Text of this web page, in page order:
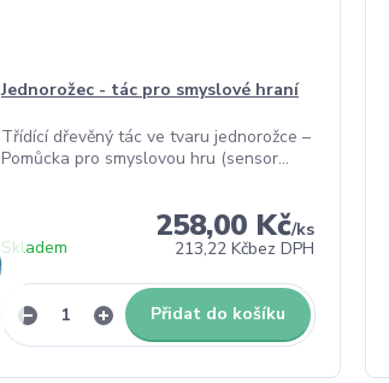
Jednorožec - tác pro smyslové hraní
Třídící dřevěný tác ve tvaru jednorožce –
Pomůcka pro smyslovou hru (sensor...
258,00 Kč/ks
213,22 Kčbez DPH
Skladem
Přidat do košíku